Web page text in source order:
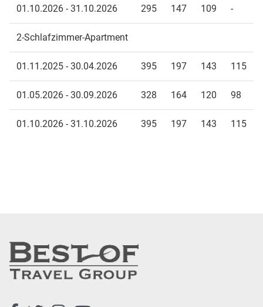
01.10.2026 - 31.10.2026 295 147 109 -
2-Schlafzimmer-Apartment
01.11.2025 - 30.04.2026 395 197 143 115
01.05.2026 - 30.09.2026 328 164 120 98
01.10.2026 - 31.10.2026 395 197 143 115